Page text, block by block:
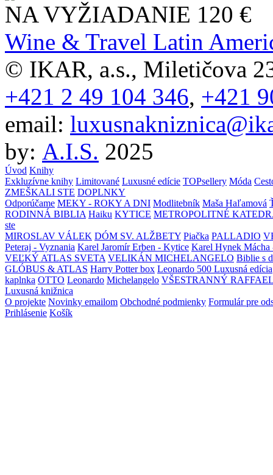
NA VYŽIADANIE 120 €
Wine & Travel Latin
© IKAR, a.s., Miletičova
+421 2 49 104 346, +421
email:
by: A.I.S. 2025
Úvod Knihy
Exkluzívne knihy Limitované Luxusné edície TOPsellery Móda
ZMEŠKALI STE DOPLNKY
Odporúčame MEKY - ROKY A DNI Modlitebník Maša Haľamová
RODINNÁ BIBLIA Haiku KYTICE METROPOLITNÉ
ste
MIROSLAV VÁLEK DÓM SV. ALŽBETY Piačka PALLADIO
Peteraj - Vyznania Karel Jaromír Erben - Kytice Karel Hynek Mácha
VEĽKÝ ATLAS SVETA VELIKÁN MICHELANGELO Biblie s
GLÓBUS & ATLAS Harry Potter box Leonardo 500 Luxusná edícia
kaplnka OTTO Leonardo Michelangelo VŠESTRANNÝ
Luxusná knižnica
O projekte Novinky emailom Obchodné podmienky Formulár pre
Prihlásenie Košík